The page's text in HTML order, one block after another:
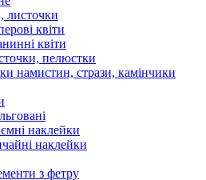
листочки
квіти
квіти
пелюстки
намистин, стрази, камінчики
наклейки
наклейки
з фетру